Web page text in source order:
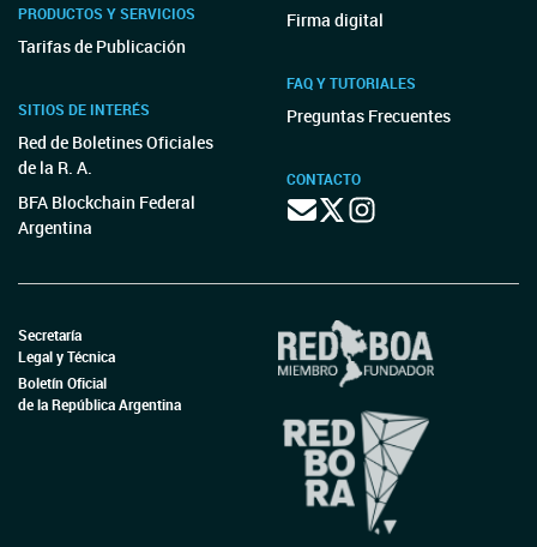
PRODUCTOS Y SERVICIOS
Tarifas de Publicación
SITIOS DE INTERÉS
Red de Boletines Oficiales
de la R. A.
BFA Blockchain Federal
Argentina
Firma digital
FAQ Y TUTORIALES
Preguntas Frecuentes
CONTACTO
Secretaría
Legal y Técnica
Boletín Oficial
de la República Argentina